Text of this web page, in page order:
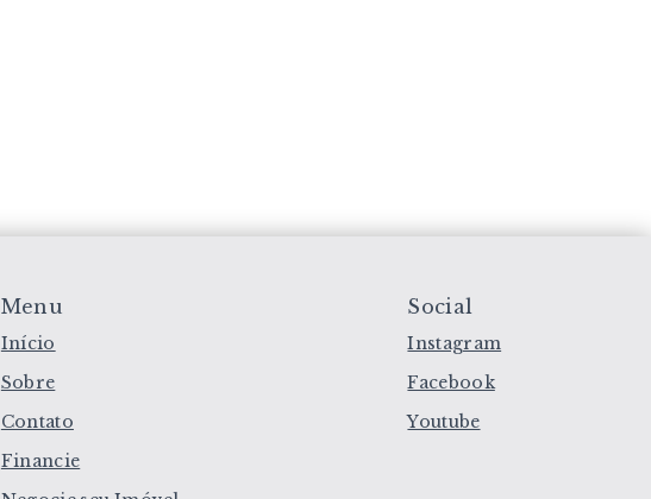
Menu
Início
Sobre
Contato
Financie
Social
Instagram
Facebook
Youtube